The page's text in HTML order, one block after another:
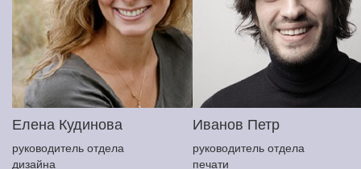
Елена Кудинова
руководитель отдела
дизайна
Иванов Петр
руководитель отдела
печати